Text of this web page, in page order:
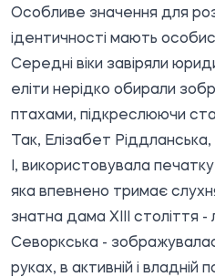
Особливе значення для
ідентичності мають
Середні віки завіряли
еліти нерідко обирали
птахами, підкреслюючи
Так, Елізабет
I, використовувала
яка впевнено тримає
знатна дама XIII століття -
Севоркська -
руках, в активній і владній